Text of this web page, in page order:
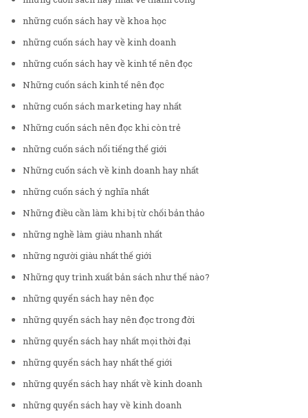
những cuốn sách hay về khoa học
những cuốn sách hay về kinh doanh
những cuốn sách hay về kinh tế nên đọc
Những cuốn sách kinh tế nên đọc
những cuốn sách marketing hay nhất
Những cuốn sách nên đọc khi còn trẻ
những cuốn sách nổi tiếng thế giới
Những cuốn sách về kinh doanh hay nhất
những cuốn sách ý nghĩa nhất
Những điều cần làm khi bị từ chối bản thảo
những nghề làm giàu nhanh nhất
những người giàu nhất thế giới
Những quy trình xuất bản sách như thế nào?
những quyển sách hay nên đọc
những quyển sách hay nên đọc trong đời
những quyển sách hay nhất mọi thời đại
những quyển sách hay nhất thế giới
những quyển sách hay nhất về kinh doanh
những quyển sách hay về kinh doanh